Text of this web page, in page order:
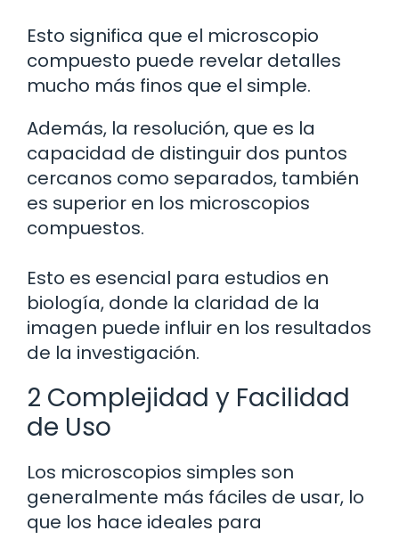
Esto significa que el microscopio
compuesto puede revelar detalles
mucho más finos que el simple.
Además, la resolución, que es la
capacidad de distinguir dos puntos
cercanos como separados, también
es superior en los microscopios
compuestos.
Esto es esencial para estudios en
biología, donde la claridad de la
imagen puede influir en los resultados
de la investigación.
2 Complejidad y Facilidad
de Uso
Los microscopios simples son
generalmente más fáciles de usar, lo
que los hace ideales para